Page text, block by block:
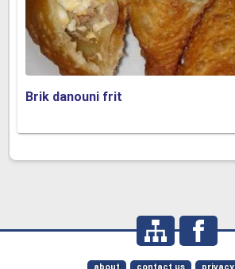
Brik danouni frit